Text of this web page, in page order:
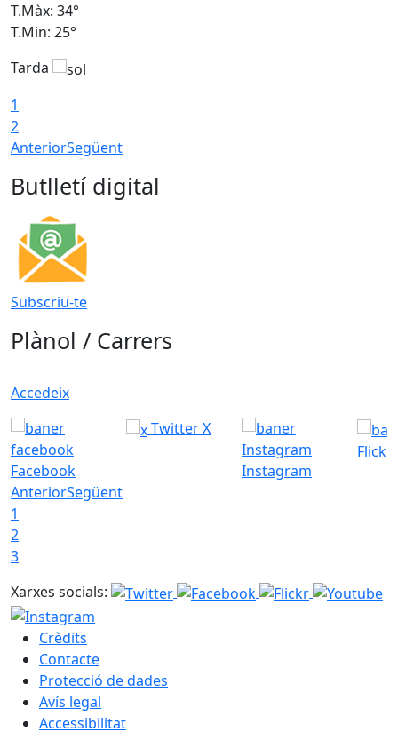
T.Màx: 34°
T.Min: 25°
Tarda
1
2
AnteriorSegüent
Butlletí digital
Subscriu-te
Plànol / Carrers
Accedeix
Facebook
Twitter X
Instagram
Flickr
AnteriorSegüent
1
2
3
Xarxes socials:
Crèdits
Contacte
Protecció de dades
Avís legal
Accessibilitat